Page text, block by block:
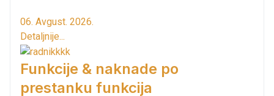
06. Avgust. 2026.
Detaljnije...
Funkcije & naknade po
prestanku funkcija